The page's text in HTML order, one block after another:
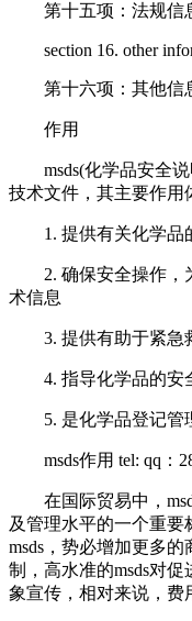
第十五项：法规信
section 16. other
第十六项：其他信
作用
msds(化学品安全说
技术文件，其主要作用
1. 提供有关化学品
2. 确保安全操作，
术信息
3. 提供有助于紧急
4. 指导化学品的安
5. 是化学品登记管
msds作用 tel: qq：
在国际贸易中，
及管理水平的一个重
msds，势必增加更多
制，高水准的msds对
象宣传，相对来说，费